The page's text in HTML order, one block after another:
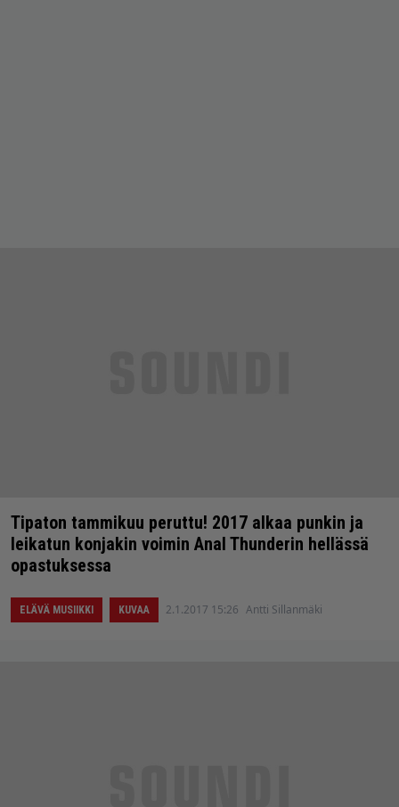
Tipaton tammikuu peruttu! 2017 alkaa punkin ja
leikatun konjakin voimin Anal Thunderin hellässä
opastuksessa
ELÄVÄ MUSIIKKI KUVAA 2.1.2017 15:26 Antti Sillanmäki